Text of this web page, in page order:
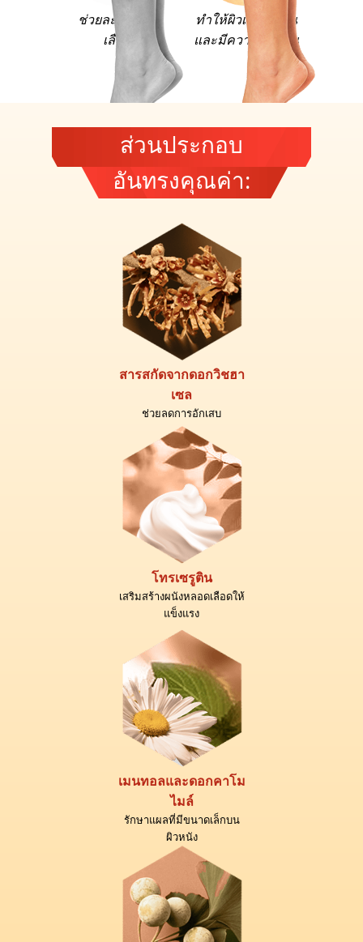
ช่วยละลายลิ่ม
เลือด
ทำให้ผิวเรียบเนียน
และมีความยืดหยุ่น
ส่วนประกอบ
อันทรงคุณค่า:
สารสกัดจากดอกวิชฮา
เซล
ช่วยลดการอักเสบ
โทรเซรูติน
เสริมสร้างผนังหลอดเลือดให้
แข็งแรง
เมนทอลและดอกคาโม
ไมล์
รักษาแผลที่มีขนาดเล็กบน
ผิวหนัง